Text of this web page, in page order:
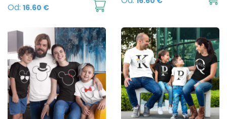
on
product
page
Od: 16.60 €
This
has
multiple
variants.
The
options
may